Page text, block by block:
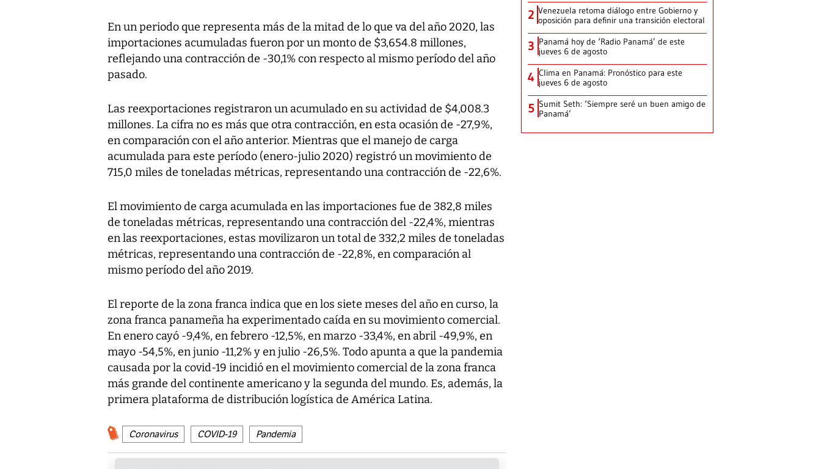
En un periodo que representa más de la mitad de lo que va del año 2020, las
importaciones acumuladas fueron por un monto de $3,654.8 millones,
reflejando una contracción de -30,1% con respecto al mismo período del año
pasado.
Las reexportaciones registraron un acumulado en su actividad de $4,008.3
millones. La cifra no es más que otra contracción, en esta ocasión de -27,9%,
en comparación con el año anterior. Mientras que el manejo de carga
acumulada para este período (enero-julio 2020) registró un movimiento de
715,0 miles de toneladas métricas, representando una contracción de -22,6%.
El movimiento de carga acumulada en las importaciones fue de 382,8 miles
de toneladas métricas, representando una contracción del -22,4%, mientras
en las reexportaciones, estas movilizaron un total de 332,2 miles de toneladas
métricas, representando una contracción de -22,8%, en comparación al
mismo período del año 2019.
El reporte de la zona franca indica que en los siete meses del año en curso, la
zona franca panameña ha experimentado caída en su movimiento comercial.
En enero cayó -9,4%, en febrero -12,5%, en marzo -33,4%, en abril -49,9%, en
mayo -54,5%, en junio -11,2% y en julio -26,5%. Todo apunta a que la pandemia
causada por la covid-19 incidió en el movimiento comercial de la zona franca
más grande del continente americano y la segunda del mundo. Es, además, la
primera plataforma de distribución logística de América Latina.
Coronavirus COVID-19 Pandemia
2 Venezuela retoma diálogo entre Gobierno y
oposición para definir una transición electoral
3 Panamá hoy de ‘Radio Panamá’ de este
jueves 6 de agosto
4 Clima en Panamá: Pronóstico para este
jueves 6 de agosto
5 Sumit Seth: ‘Siempre seré un buen amigo de
Panamá’